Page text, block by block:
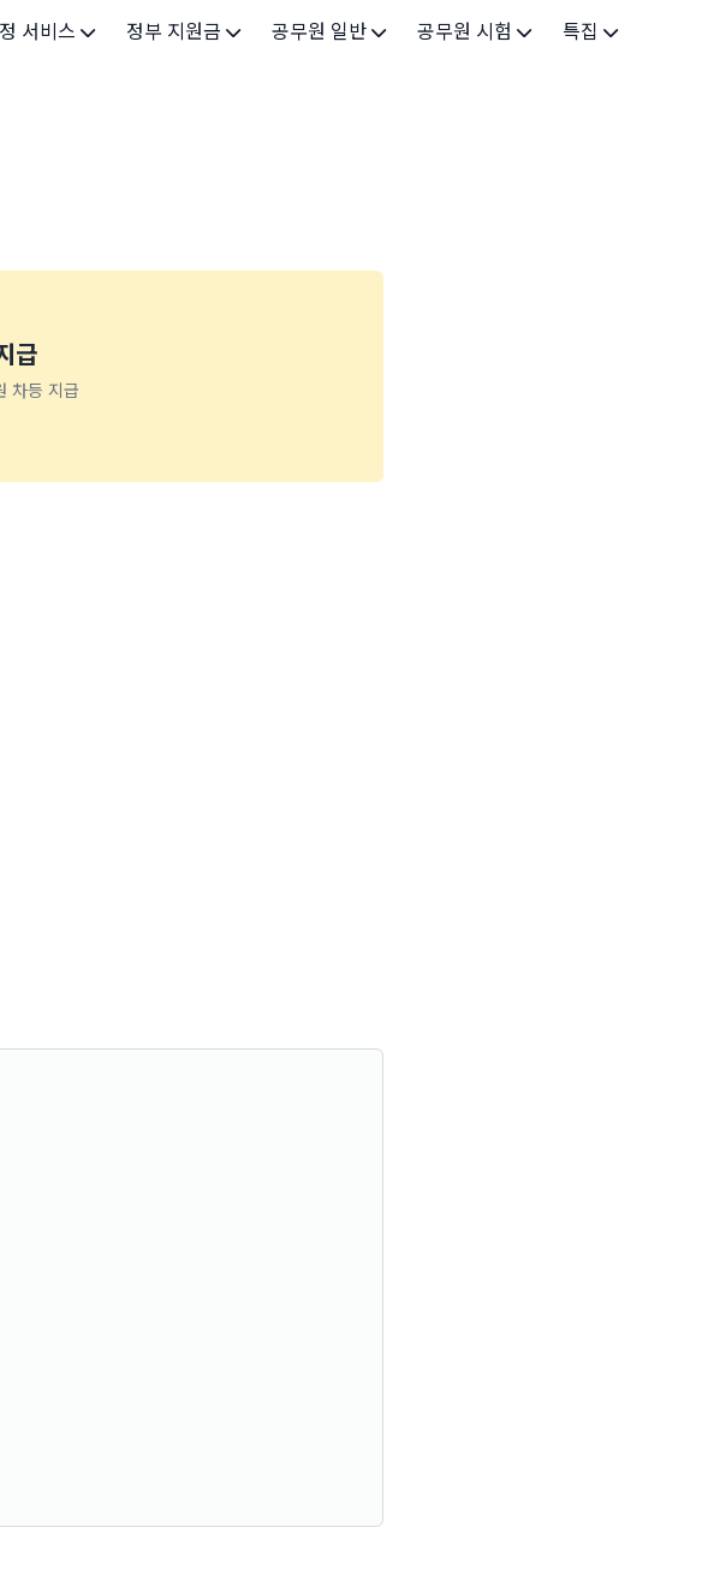
서비스
/납부
서비스
정부 지원금 공무원 일반 공무원 시험 특집
급
차등 지급